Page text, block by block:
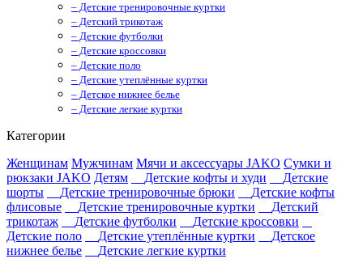
– Детские тренировочные куртки
– Детский трикотаж
– Детские футболки
– Детские кроссовки
– Детские поло
– Детские утеплённые куртки
– Детское нижнее белье
– Детские легкие куртки
Категории
Женщинам Мужчинам Мячи и аксессуары JAKO Сумки и
рюкзаки JAKO Детям Детские кофты и худи
Детские
шорты
Детские тренировочные брюки
Детские кофты
флисовые
Детские тренировочные куртки
Детский
трикотаж
Детские футболки
Детские кроссовки
Детские поло
Детские утеплённые куртки
Детское
нижнее белье
Детские легкие куртки